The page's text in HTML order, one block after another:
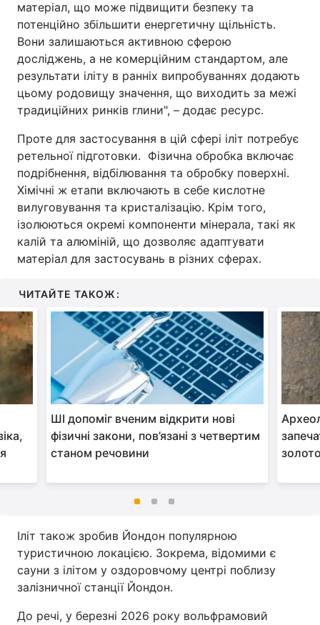
матеріал, що може підвищити безпеку та
потенційно збільшити енергетичну щільність.
Вони залишаються активною сферою
досліджень, а не комерційним стандартом, але
результати іліту в ранніх випробуваннях додають
цьому родовищу значення, що виходить за межі
традиційних ринків глини", – додає ресурс.
Проте для застосування в цій сфері іліт потребує
ретельної підготовки. Фізична обробка включає
подрібнення, відбілювання та обробку поверхні.
Хімічні ж етапи включають в себе кислотне
вилуговування та кристалізацію. Крім того,
ізолюються окремі компоненти мінерала, такі як
калій та алюміній, що дозволяє адаптувати
матеріал для застосувань в різних сферах.
ЧИТАЙТЕ ТАКОЖ:
ШІ допоміг вченим відкрити нові
фізичні закони, пов’язані з четвертим
станом речовини
Іліт також зробив Йондон популярною
туристичною локацією. Зокрема, відомими є
сауни з ілітом у оздоровчому центрі поблизу
залізничної станції Йондон.
До речі, у березні 2026 року вольфрамовий